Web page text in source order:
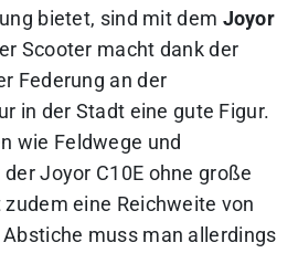
bietet, sind mit dem Joyor
Scooter macht dank der
Federung an der
in der Stadt eine gute Figur.
wie Feldwege und
Joyor C10E ohne große
eine Reichweite von
Abstiche muss man allerdings